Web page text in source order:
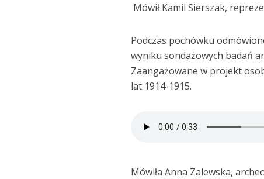
Mówił Kamil Sierszak,
Podczas pochówku
wyniku sondażowych badań
Zaangażowane w projekt
lat 1914-1915.
Mówiła Anna Zalewska,